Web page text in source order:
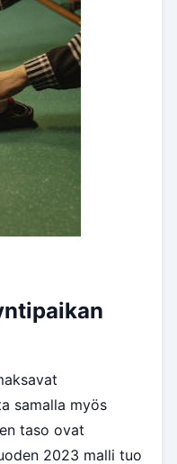
samalla myös
taso ovat
2023 malli tuo